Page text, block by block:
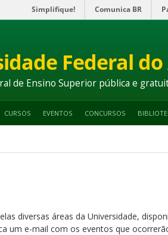
Simplifique! Comunica BR
Federal do
de Ensino Superior pública e
CURSOS EVENTOS CONCURSOS
diversas áreas da Universidade,
um e-mail com os eventos que